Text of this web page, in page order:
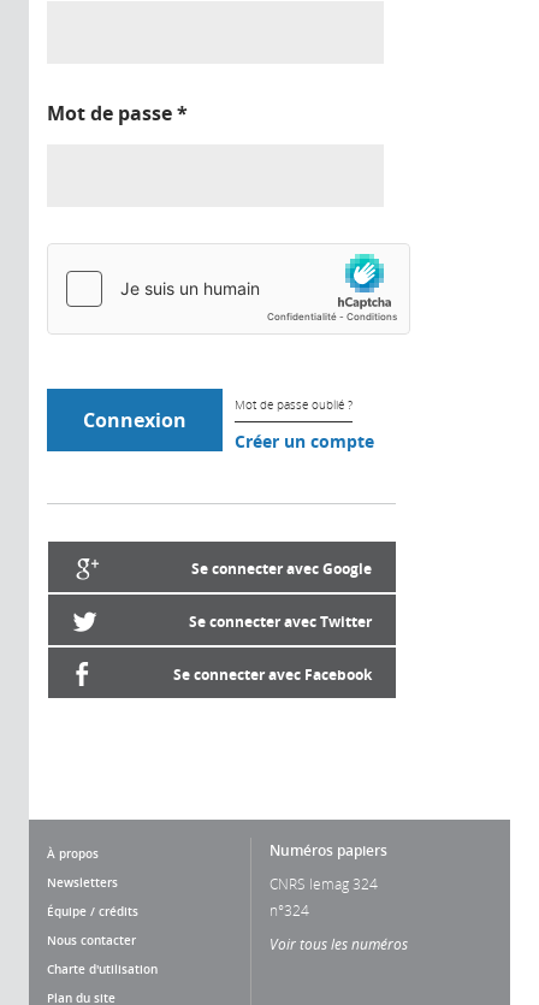
Mot de passe*
Mot de passe oublié ?
Créer un compte
Se connecter avec Google
Se connecter avec Twitter
Se connecter avec Facebook
À propos
Newsletters
Équipe / crédits
Nous contacter
Charte d'utilisation
Plan du site
Numéros papiers
CNRS lemag 324
n°324
Voir tous les numéros